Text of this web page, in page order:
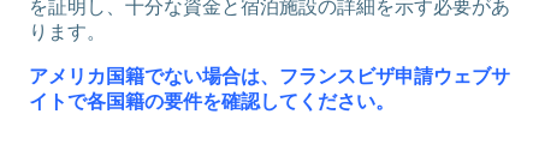
を証明し、十分な資金と宿泊施設の詳細を示す必要があ
ります。
アメリカ国籍でない場合は、フランスビザ申請ウェブサ
イトで各国籍の要件を確認してください。